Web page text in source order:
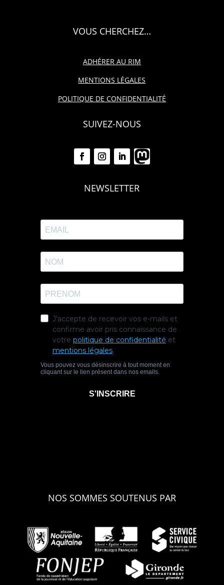
VOUS CHERCHEZ…
ADHÉRER AU RIM
MENTIONS LÉGALES
POLITIQUE DE CONFIDENTIALITÉ
SUIVEZ-NOUS
NEWSLETTER
NOS SOMMES SOUTENUS PAR